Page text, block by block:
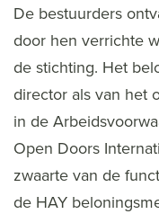
De bestuurders
door hen verrichte
de stichting. Het
director als van het
in de
Open Doors
zwaarte van de
de HAY